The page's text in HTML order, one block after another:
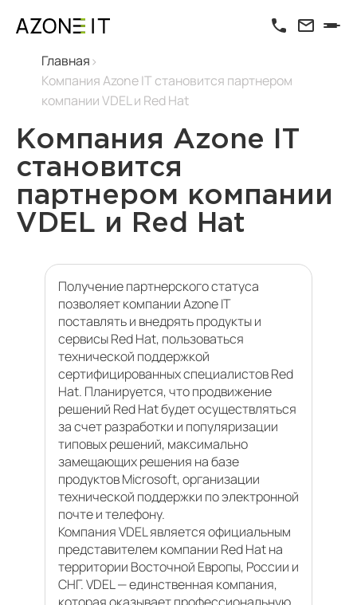
Главная
Компания Azone IT становится партнером
компании VDEL и Red Hat
Компания Azone IT
становится
партнером компании
VDEL и Red Hat
Получение партнерского статуса
позволяет компании Azone IT
поставлять и внедрять продукты и
сервисы Red Hat, пользоваться
технической поддержкой
сертифицированных специалистов Red
Hat. Планируется, что продвижение
решений Red Hat будет осуществляться
за счет разработки и популяризации
типовых решений, максимально
замещающих решения на базе
продуктов Microsoft, организации
технической поддержки по электронной
почте и телефону.
Компания VDEL является официальным
представителем компании Red Hat на
территории Восточной Европы, России и
СНГ. VDEL — единственная компания,